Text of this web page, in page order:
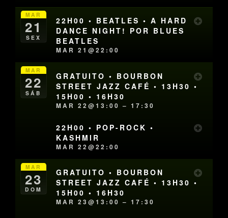
MAR
21
SEX
22H00 • BEATLES • A HARD
DANCE NIGHT! POR BLUES
BEATLES
MAR 21@22:00
MAR
22
SÁB
GRATUITO • BOURBON
STREET JAZZ CAFÉ • 13H30 •
15H00 • 16H30
MAR 22@13:00 – 17:30
22H00 • POP-ROCK •
KASHMIR
MAR 22@22:00
MAR
23
DOM
GRATUITO • BOURBON
STREET JAZZ CAFÉ • 13H30 •
15H00 • 16H30
MAR 23@13:00 – 17:30